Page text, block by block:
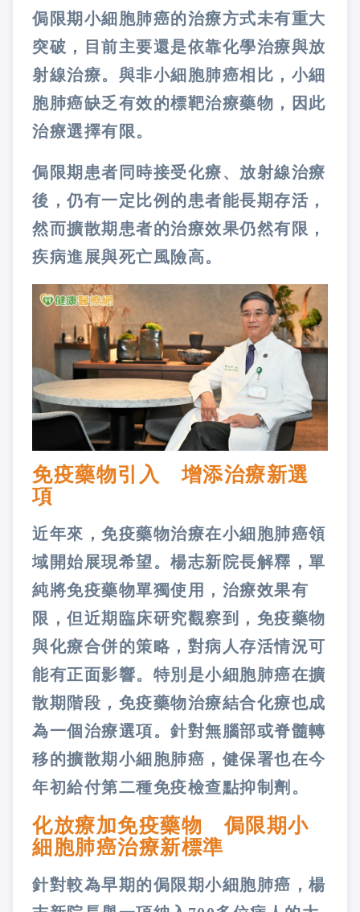
侷限期小細胞肺癌的治療方式未有重大
突破，目前主要還是依靠化學治療與放
射線治療。與非小細胞肺癌相比，小細
胞肺癌缺乏有效的標靶治療藥物，因此
治療選擇有限。
侷限期患者同時接受化療、放射線治療
後，仍有一定比例的患者能長期存活，
然而擴散期患者的治療效果仍然有限，
疾病進展與死亡風險高。
免疫藥物引入 增添治療新選
項
近年來，免疫藥物治療在小細胞肺癌領
域開始展現希望。楊志新院長解釋，單
純將免疫藥物單獨使用，治療效果有
限，但近期臨床研究觀察到，免疫藥物
與化療合併的策略，對病人存活情況可
能有正面影響。特別是小細胞肺癌在擴
散期階段，免疫藥物治療結合化療也成
為一個治療選項。針對無腦部或脊髓轉
移的擴散期小細胞肺癌，健保署也在今
年初給付第二種免疫檢查點抑制劑。
化放療加免疫藥物 侷限期小
細胞肺癌治療新標準
針對較為早期的侷限期小細胞肺癌，楊